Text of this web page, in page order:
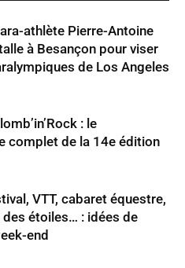
athlète Pierre-Antoine
à Besançon pour viser
de Los Angeles
: le
complet de la 14e édition
VTT, cabaret équestre,
des étoiles… : idées de
end